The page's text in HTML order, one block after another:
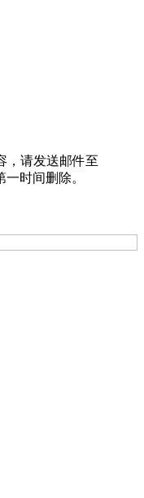
，请发送邮件至
时间删除。